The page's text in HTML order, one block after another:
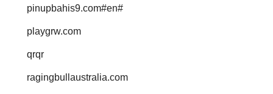
pinupbahis9.com#en#
playgrw.com
qrqr
ragingbullaustralia.com